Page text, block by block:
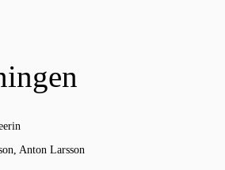
Anton Larsson